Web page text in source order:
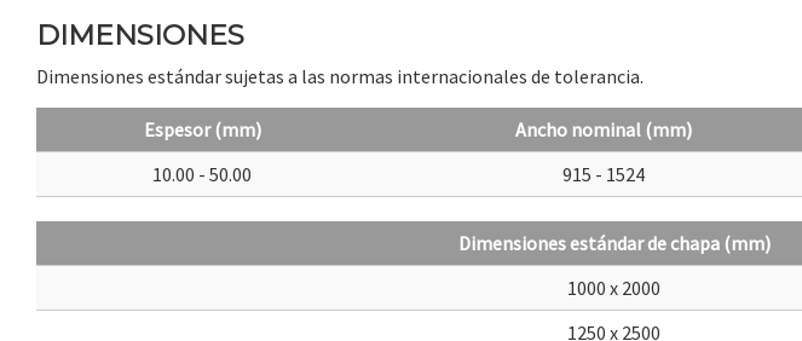
DIMENSIONES
Dimensiones estándar sujetas a las normas internacionales de tolerancia.
Espesor (mm) Ancho nominal (mm)
10.00 - 50.00
915 - 1524
Dimensiones estándar de chapa (mm)
1000 x 2000
1250 x 2500